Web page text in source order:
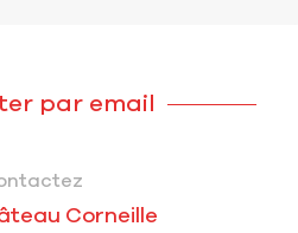
par email
Corneille